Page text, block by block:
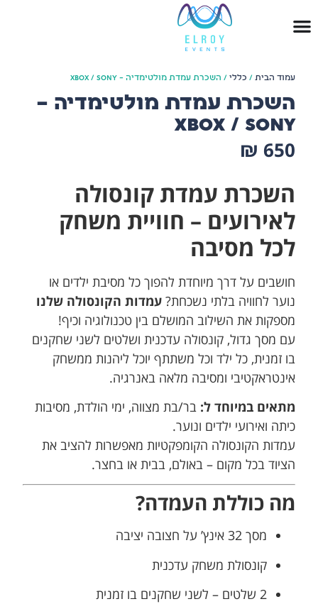
עמוד הבית / כללי / השכרת עמדת מולטימדיה – XBOX / SONY
השכרת עמדת מולטימדיה –
XBOX / SONY
₪ 650
השכרת עמדת קונסולה
לאירועים – חוויית משחק
לכל מסיבה
חושבים על דרך מיוחדת להפוך כל מסיבת ילדים או
נוער לחוויה בלתי נשכחת?עמדות הקונסולה שלנו
מספקות את השילוב המושלם בין טכנולוגיה וכיף!
עם מסך גדול, קונסולה עדכנית ושלטים לשני שחקנים
בו זמנית, כל ילד וכל משתתף יוכל ליהנות ממשחק
אינטראקטיבי ומסיבה מלאה באנרגיה.
מתאים במיוחד ל: בר/בת מצווה, ימי הולדת, מסיבות
כיתה ואירועי ילדים ונוער.
עמדות הקונסולה הקומפקטיות מאפשרות להציב את
הציוד בכל מקום – באולם, בבית או בחצר.
מה כוללת העמדה?
מסך 32 אינץ’ על חצובה יציבה
קונסולת משחק עדכנית
2 שלטים – לשני שחקנים בו זמנית